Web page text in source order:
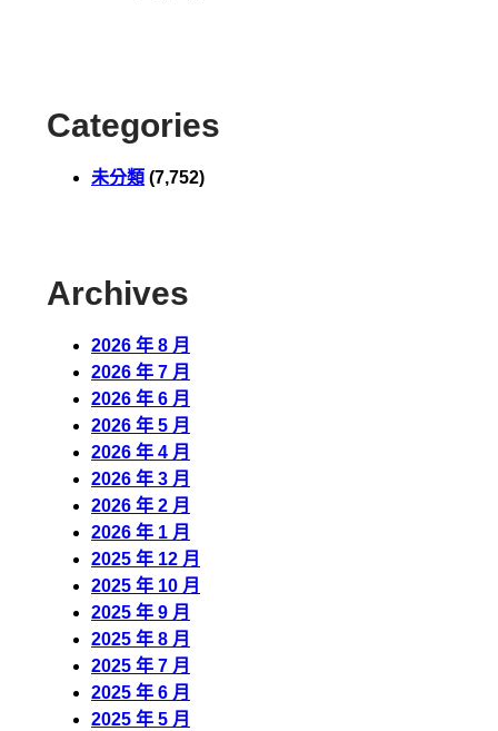
Categories
未分類 (7,752)
Archives
2026 年 8 月
2026 年 7 月
2026 年 6 月
2026 年 5 月
2026 年 4 月
2026 年 3 月
2026 年 2 月
2026 年 1 月
2025 年 12 月
2025 年 10 月
2025 年 9 月
2025 年 8 月
2025 年 7 月
2025 年 6 月
2025 年 5 月